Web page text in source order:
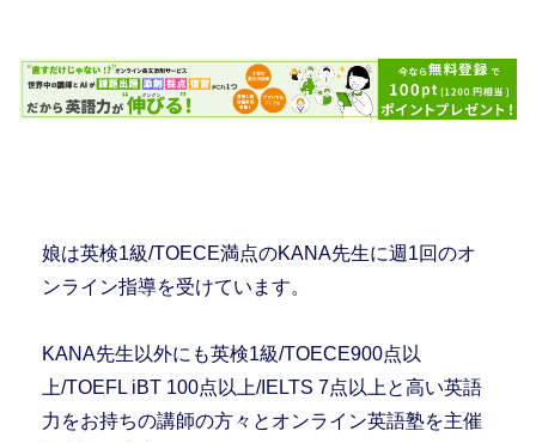
娘は英検1級/TOECE満点のKANA先生に週1回のオ
ンライン指導を受けています。
KANA先生以外にも英検1級/TOECE900点以
上/TOEFL iBT 100点以上/IELTS 7点以上と高い英語
力をお持ちの講師の方々とオンライン英語塾を主催